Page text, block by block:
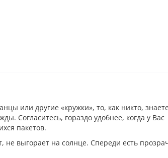
или другие «кружки», то, как никто,
Согласитесь, гораздо удобнее, когда у Вас
пакетов.
не выгорает на солнце. Спереди есть